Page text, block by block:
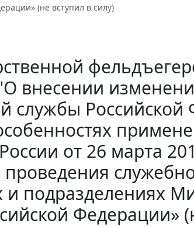
(не вступил в силу)
внесении
службы
от 26 марта
и подразделениях
Федерации»